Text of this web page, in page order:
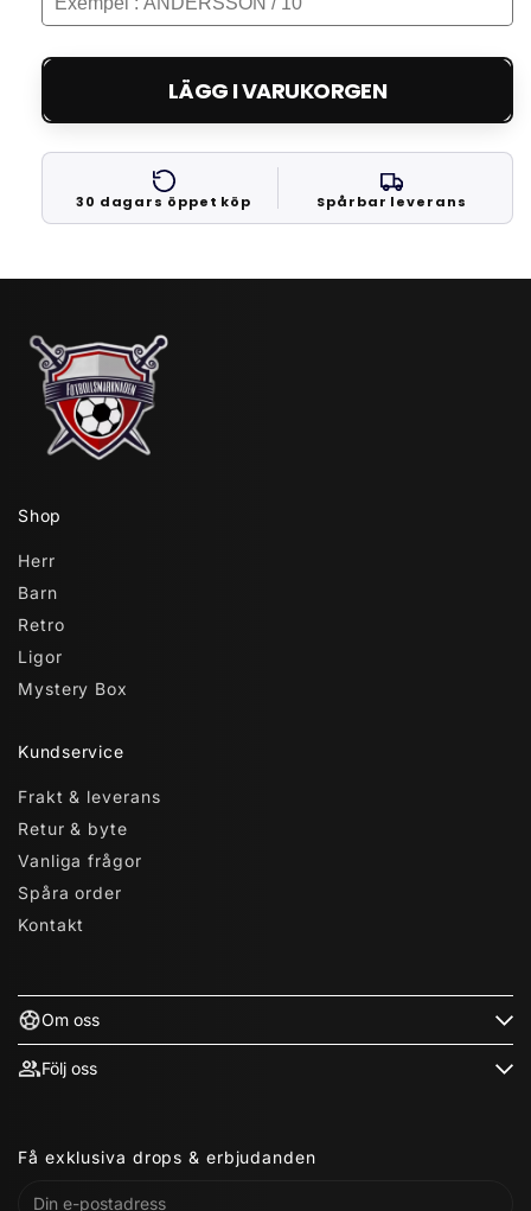
LÄGG I VARUKORGEN
30 dagars öppet köp Spårbar leverans
Shop
Herr
Barn
Retro
Ligor
Mystery Box
Kundservice
Frakt & leverans
Retur & byte
Vanliga frågor
Spåra order
Kontakt
Om oss
Följ oss
Få exklusiva drops & erbjudanden